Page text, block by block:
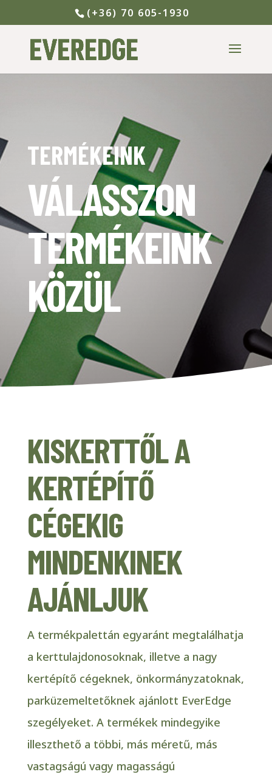
(+36) 70 605-1930
TERMÉKEINK
VÁLASSZON
TERMÉKEINK
KÖZÜL
KISKERTTŐL A
KERTÉPÍTŐ
CÉGEKIG
MINDENKINEK
AJÁNLJUK
A termékpalettán egyaránt megtalálhatja
a kerttulajdonosoknak, illetve a nagy
kertépítő cégeknek, önkormányzatoknak,
parküzemeltetőknek ajánlott EverEdge
szegélyeket. A termékek mindegyike
illeszthető a többi, más méretű, más
vastagságú vagy magasságú